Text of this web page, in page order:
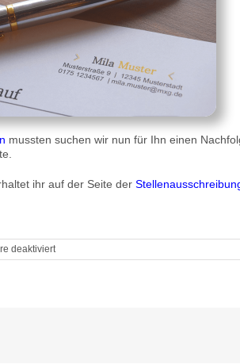
mussten suchen wir nun für Ihn einen
ihr auf der Seite der
deaktiviertfür
Der